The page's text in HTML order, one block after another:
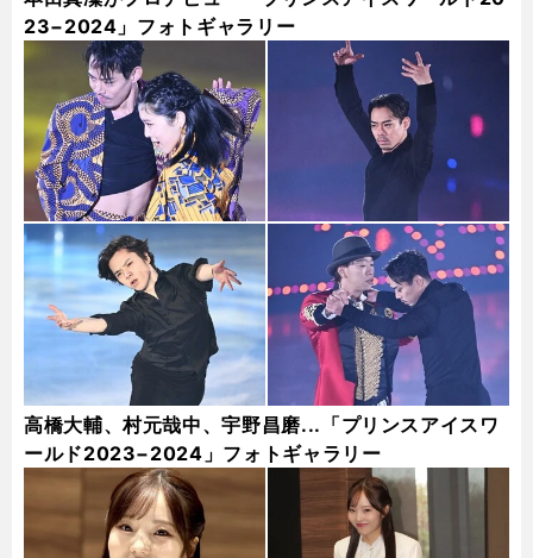
23−2024」フォトギャラリー
高橋大輔、村元哉中、宇野昌磨...「プリンスアイスワ
ールド2023−2024」フォトギャラリー